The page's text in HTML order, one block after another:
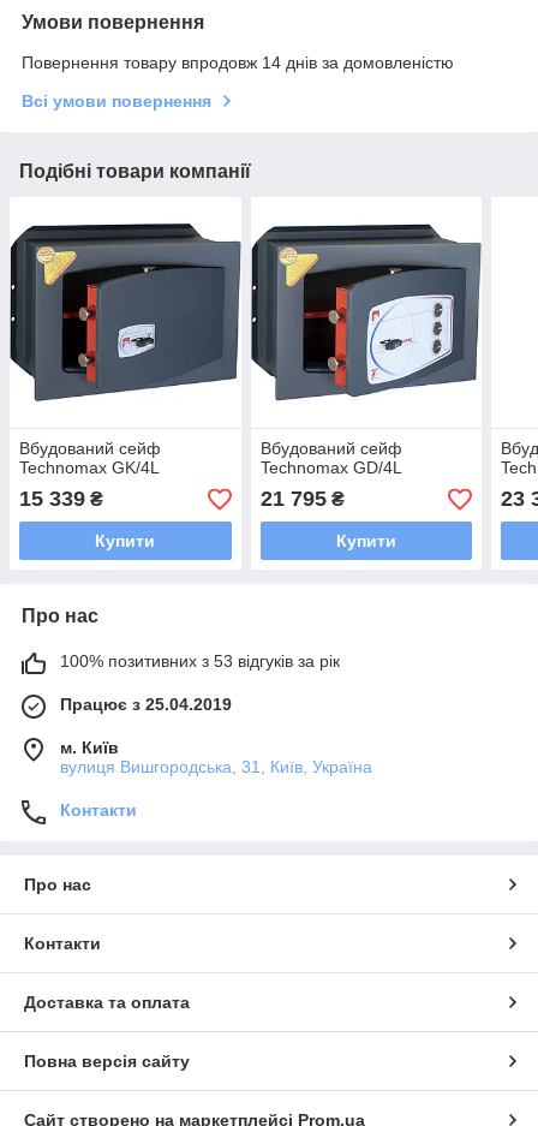
Умови повернення
Повернення товару впродовж 14 днів за домовленістю
Всі умови повернення
Подібні товари компанії
Вбудований сейф
Technomax GK/4L
15 339 ₴
Купити
Вбудований сейф
Technomax GD/4L
21 795₴
Купити
23
Про нас
100% позитивних з 53 відгуків за рік
Працює з 25.04.2019
м. Київ
вулиця Вишгородська, 31, Київ, Україна
Контакти
Про нас
Контакти
Доставка та оплата
Повна версія сайту
Сайт створено на маркетплейсі Prom.ua